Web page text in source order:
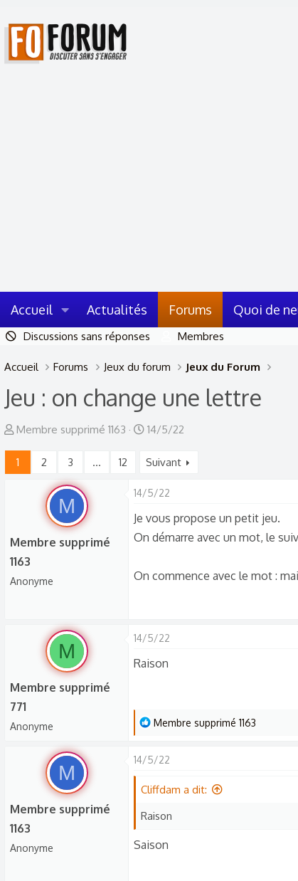
Accueil Actualités Forums Quoi de
Discussions sans réponses Membres
Accueil Forums Jeux du forum Jeux du Forum
Jeu : on change une lettre
A
t
d
a
s
s
i
Membre supprimé 1163
D
t
d
e
d
b
14/5/22
1 2 3 … 12 Suivant
M
Membre supprimé
1163
Anonyme
14/5/22
Je vous propose un petit jeu.
On démarre avec un mot, le
On commence avec le mot :
M
Membre supprimé
771
Anonyme
14/5/22
Raison
L
s
é
c
i
Membre supprimé 1163
M
Membre supprimé
1163
Anonyme
14/5/22
Cliffdam a dit:
Raison
Saison